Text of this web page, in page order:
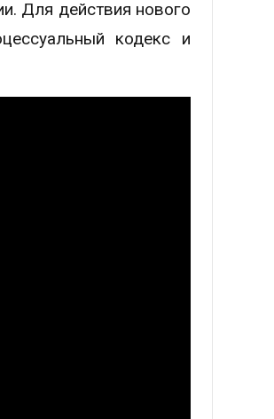
Для действия нового
кодекс и